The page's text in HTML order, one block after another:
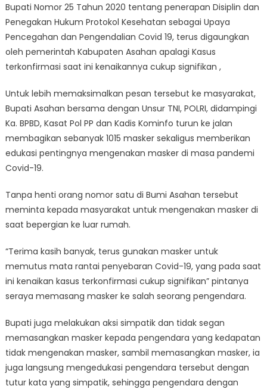
Bupati Nomor 25 Tahun 2020 tentang penerapan Disiplin dan
Penegakan Hukum Protokol Kesehatan sebagai Upaya
Pencegahan dan Pengendalian Covid 19, terus digaungkan
oleh pemerintah Kabupaten Asahan apalagi Kasus
terkonfirmasi saat ini kenaikannya cukup signifikan ,
Untuk lebih memaksimalkan pesan tersebut ke masyarakat,
Bupati Asahan bersama dengan Unsur TNI, POLRI, didampingi
Ka. BPBD, Kasat Pol PP dan Kadis Kominfo turun ke jalan
membagikan sebanyak 1015 masker sekaligus memberikan
edukasi pentingnya mengenakan masker di masa pandemi
Covid-19.
Tanpa henti orang nomor satu di Bumi Asahan tersebut
meminta kepada masyarakat untuk mengenakan masker di
saat bepergian ke luar rumah.
“Terima kasih banyak, terus gunakan masker untuk
memutus mata rantai penyebaran Covid-19, yang pada saat
ini kenaikan kasus terkonfirmasi cukup signifikan” pintanya
seraya memasang masker ke salah seorang pengendara.
Bupati juga melakukan aksi simpatik dan tidak segan
memasangkan masker kepada pengendara yang kedapatan
tidak mengenakan masker, sambil memasangkan masker, ia
juga langsung mengedukasi pengendara tersebut dengan
tutur kata yang simpatik, sehingga pengendara dengan